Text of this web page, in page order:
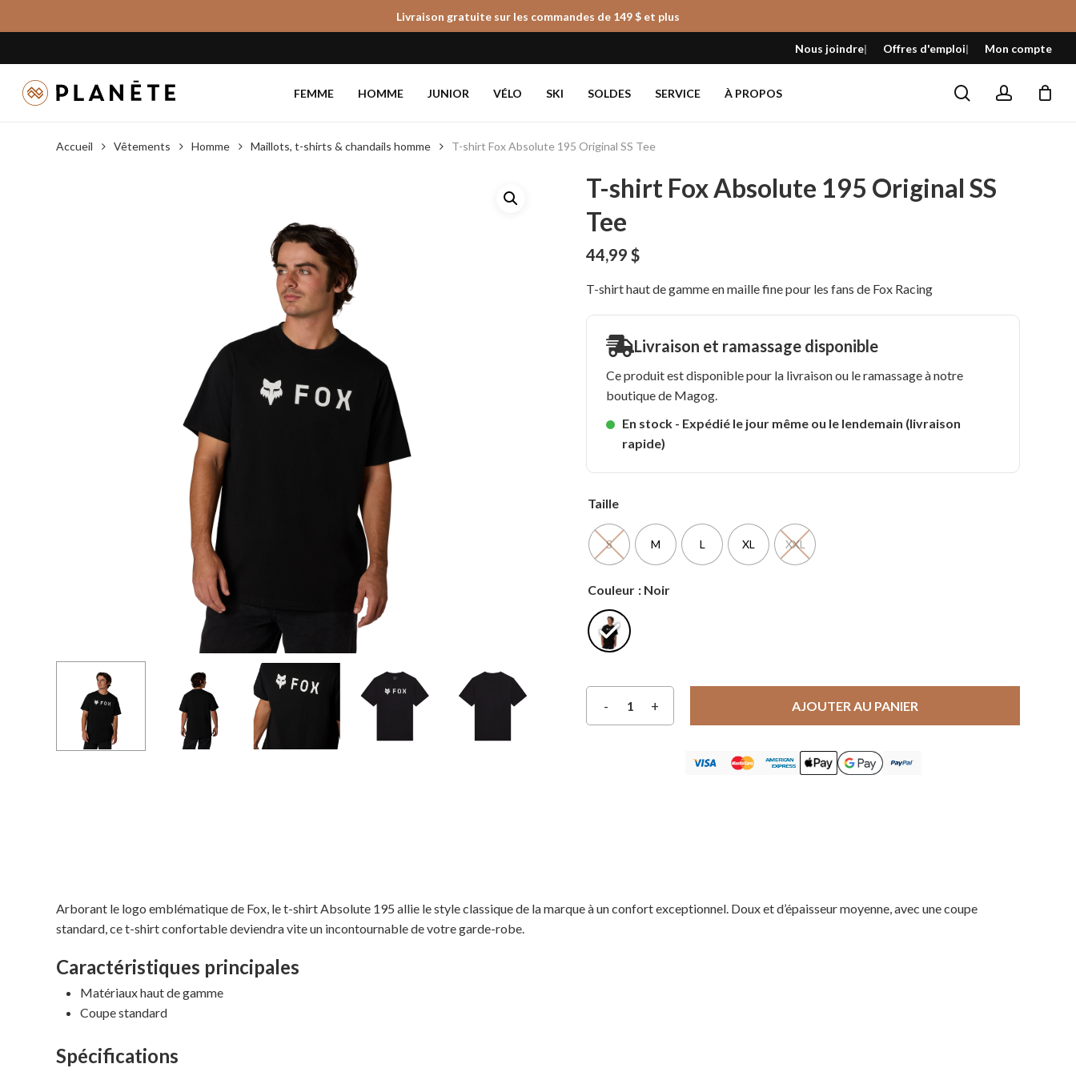
to
content
Livraison gratuite sur les commandes de 149 $ et plus
Nous joindre Offres d'emploi Mon compte
FEMME HOMME JUNIOR VÉLO SKI SOLDES SERVICE À PROPOS searchaccount
Fermer
le
panier
Accueil Vêtements Homme Maillots, t-shirts & chandails homme T-shirt Fox Absolute 195 Original SS Tee
T-shirt Fox Absolute 195 Original SS
Tee
44,99$
T-shirt haut de gamme en maille fine pour les fans de Fox Racing
Livraison et ramassage disponible
Ce produit est disponible pour la livraison ou le ramassage à notre
boutique de Magog.
En stock - Expédié le jour même ou le lendemain (livraison
rapide)
Taille
S M L XL XXL
Couleur : Noir
AJOUTER AU PANIER
Arborant le logo emblématique de Fox, le t-shirt Absolute 195 allie le style classique de la marque à un confort exceptionnel. Doux et d’épaisseur moyenne, avec une coupe
standard, ce t-shirt confortable deviendra vite un incontournable de votre garde-robe.
Caractéristiques principales
Matériaux haut de gamme
Coupe standard
Spécifications